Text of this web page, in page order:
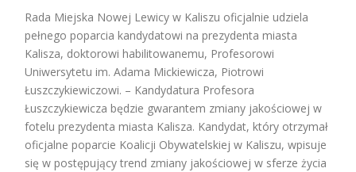
Rada Miejska Nowej Lewicy w Kaliszu oficjalnie udziela
pełnego poparcia kandydatowi na prezydenta miasta
Kalisza, doktorowi habilitowanemu, Profesorowi
Uniwersytetu im. Adama Mickiewicza, Piotrowi
Łuszczykiewiczowi. – Kandydatura Profesora
Łuszczykiewicza będzie gwarantem zmiany jakościowej w
fotelu prezydenta miasta Kalisza. Kandydat, który otrzymał
oficjalne poparcie Koalicji Obywatelskiej w Kaliszu, wpisuje
się w postępujący trend zmiany jakościowej w sferze życia